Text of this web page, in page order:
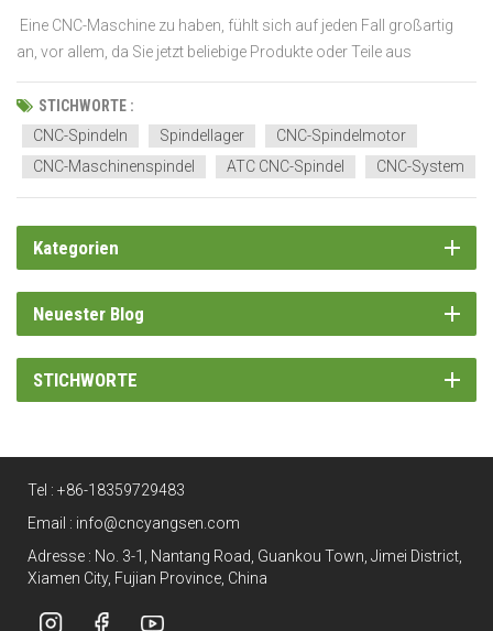
Eine CNC-Maschine zu haben, fühlt sich auf jeden Fall großartig
an, vor allem, da Sie jetzt beliebige Produkte oder Teile aus
unterschiedlichen Typen herstellen können von Materialien. Um
eine ordnungsgemäße Funktion zu gewährleisten, müssen Sie
einen genauen Blick in das Innere des Geräts wer...
STICHWORTE :
CNC-Spindeln
Spindellager
CNC-Spindelmotor
CNC-Maschinenspindel
ATC CNC-Spindel CNC-System
Kategorien
Neuester Blog
STICHWORTE
Tel : +86-18359729483
Email : info@cncyangsen.com
Adresse : No. 3-1, Nantang Road, Guankou Town, Jimei District,
Xiamen City, Fujian Province, China